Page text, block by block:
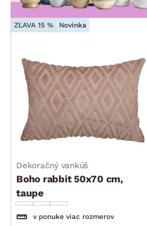
ZNAČKA
SKLADOVOSŤ
ZĽAVA 15 % Novinka
Dekoračný vankúš
Boho rabbit 50x70 cm,
taupe
v ponuke viac rozmerov